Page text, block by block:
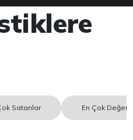
Satanlar En Çok